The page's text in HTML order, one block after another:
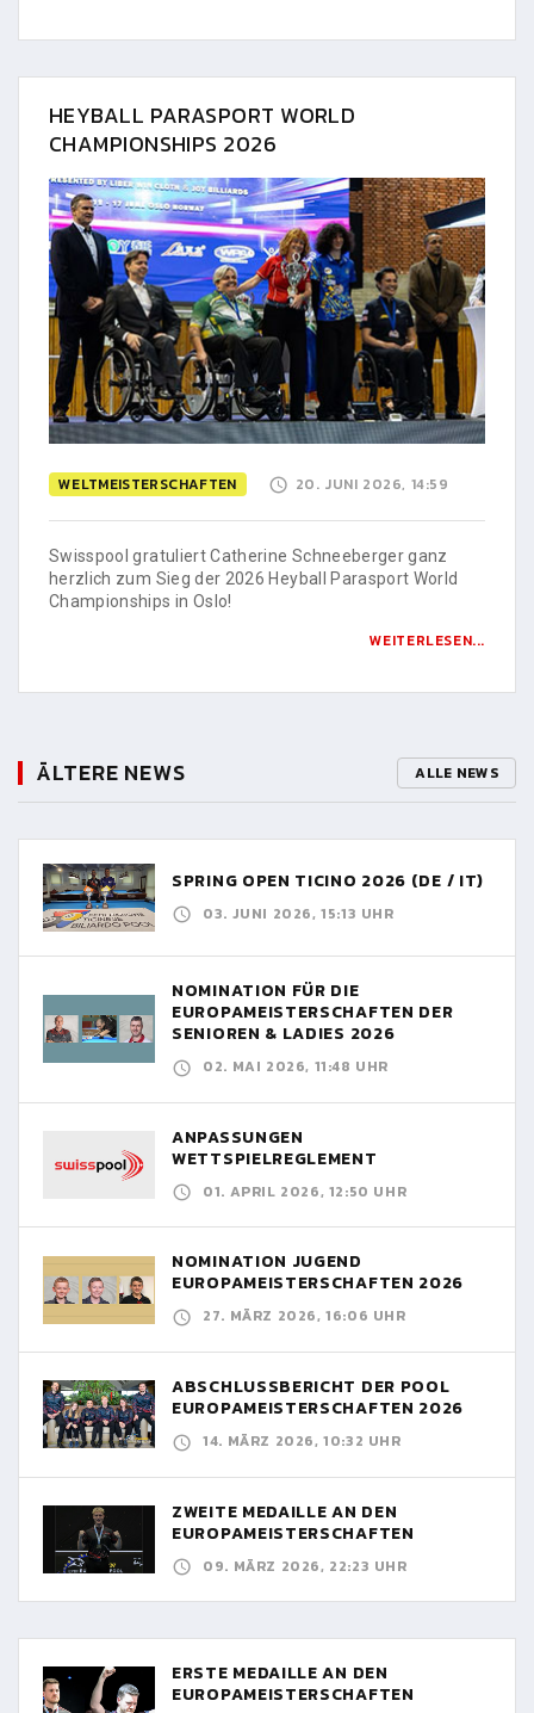
HEYBALL PARASPORT WORLD
CHAMPIONSHIPS 2026
WELTMEISTERSCHAFTEN 20. JUNI 2026, 14:59
Swisspool gratuliert Catherine Schneeberger ganz
herzlich zum Sieg der 2026 Heyball Parasport World
Championships in Oslo!
WEITERLESEN...
ÄLTERE NEWS ALLE NEWS
SPRING OPEN TICINO 2026 (DE / IT)
03. JUNI 2026, 15:13 UHR
NOMINATION FÜR DIE
EUROPAMEISTERSCHAFTEN DER
SENIOREN & LADIES 2026
02. MAI 2026, 11:48 UHR
ANPASSUNGEN
WETTSPIELREGLEMENT
01. APRIL 2026, 12:50 UHR
NOMINATION JUGEND
EUROPAMEISTERSCHAFTEN 2026
27. MÄRZ 2026, 16:06 UHR
ABSCHLUSSBERICHT DER POOL
EUROPAMEISTERSCHAFTEN 2026
14. MÄRZ 2026, 10:32 UHR
ZWEITE MEDAILLE AN DEN
EUROPAMEISTERSCHAFTEN
09. MÄRZ 2026, 22:23 UHR
ERSTE MEDAILLE AN DEN
EUROPAMEISTERSCHAFTEN